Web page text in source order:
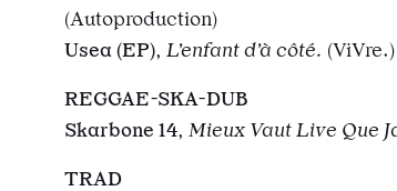
(Autoproduction)
Usea (EP), L’enfant d’à côté. (ViVre.)
REGGAE-SKA-DUB
Skarbone 14, Mieux Vaut Live Que
TRAD